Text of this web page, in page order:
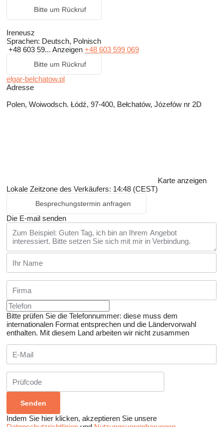
Bitte um Rückruf
Ireneusz
Sprachen: Deutsch, Polnisch
+48 603 59... Anzeigen +48 603 599 069
Bitte um Rückruf
elgar-belchatow.pl
Adresse
Polen, Woiwodsch. Łódź, 97-400, Bełchatów, Józefów nr 2D
Karte anzeigen
Lokale Zeitzone des Verkäufers: 14:48 (CEST)
Besprechungstermin anfragen
Die E-mail senden
Bitte prüfen Sie die Telefonnummer: diese muss dem
internationalen Format entsprechen und die Ländervorwahl
enthalten. Mit diesem Land arbeiten wir nicht zusammen
Indem Sie hier klicken, akzeptieren Sie unsere